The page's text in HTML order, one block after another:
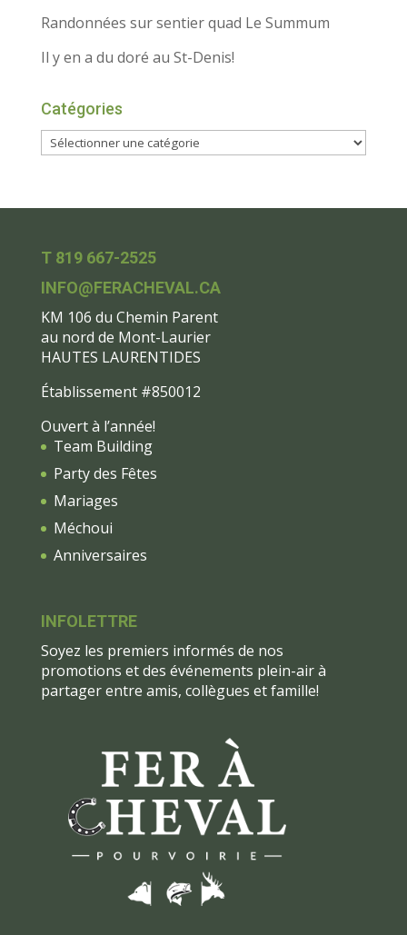
Randonnées sur sentier quad Le Summum
Il y en a du doré au St-Denis!
Catégories
T 819 667-2525
INFO@FERACHEVAL.CA
KM 106 du Chemin Parent
au nord de Mont-Laurier
HAUTES LAURENTIDES
Établissement #850012
Ouvert à l’année!
Team Building
Party des Fêtes
Mariages
Méchoui
Anniversaires
INFOLETTRE
Soyez les premiers informés de nos
promotions et des événements plein-air à
partager entre amis, collègues et famille!